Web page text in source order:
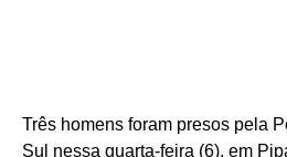
Três homens foram presos pela
Sul nessa quarta-feira (6), em